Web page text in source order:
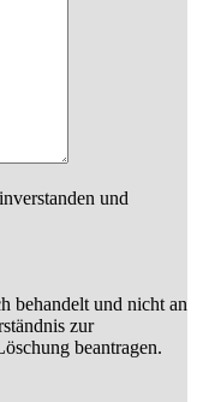
und
behandelt und nicht an
zur
beantragen.